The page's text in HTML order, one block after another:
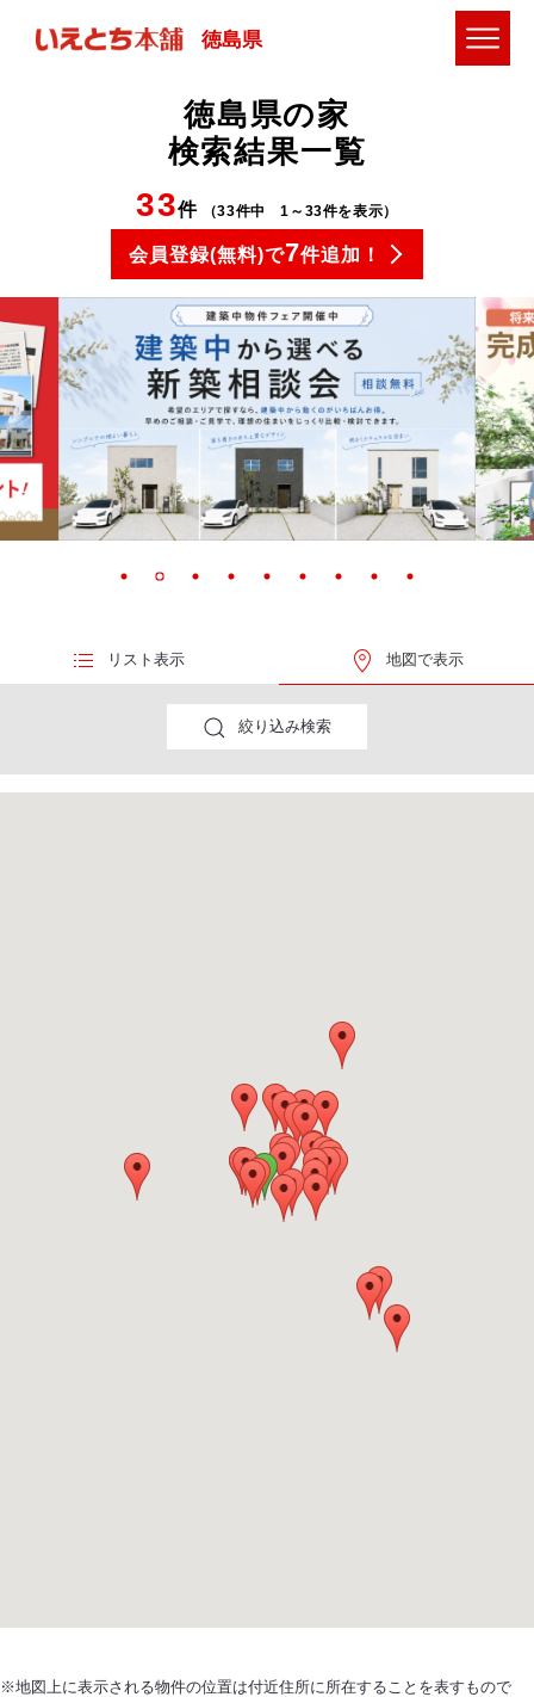
徳島県
徳島県の家
検索結果一覧
33件 （33件中 1～33件を表示）
会員登録(無料)で7件追加！
リスト表示 地図で表示
絞り込み検索
※地図上に表示される物件の位置は付近住所に所在することを表すもので